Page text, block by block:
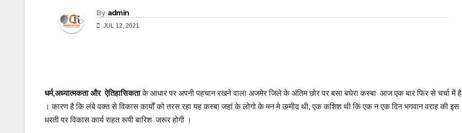
By admin
JUL 12, 2021
धर्म,अध्यात्मकता और ऐतिहासिकताके आधार पर अपनी पहचान रखने वाला अजमेर जिले के अंतिम छोर पर बसा बघेरा कस्बा आज एक बार फिर से चर्चा में है
। कारण है कि लंबे वक्त से विकास कार्यों को तरस रहा यह कस्बा जहां के लोगो के मन मे उम्मीद थी, एक कशिश थी कि एक न एक दिन भगवान वराह की इस
धरती पर विकास कार्य राहत रूपी बारिश जरूर होगी ।